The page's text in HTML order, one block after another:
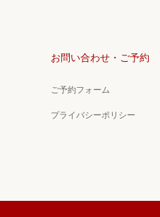
お問い合わせ・ご予約
ご予約フォーム
プライバシーポリシー